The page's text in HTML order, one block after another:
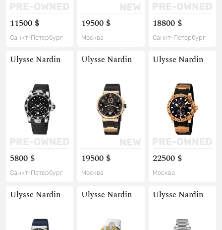
11500 $
Санкт-Петербург
19500 $
Москва
18800 $
Санкт-Петербург
Ulysse Nardin
5800 $
Санкт-Петербург
Ulysse Nardin
19500 $
Москва
Ulysse Nardin
22500 $
Москва
Ulysse Nardin Ulysse Nardin Ulysse Nardin